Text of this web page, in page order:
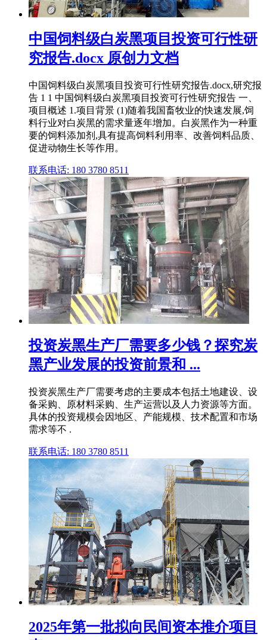
中国饲料级白炭黑项目投资可行性研
究报告.docx 原创力文档
中国饲料级白炭黑项目投资可行性研究报告.docx,研究报
告 1 1 中国饲料级白炭黑项目投资可行性研究报告 一、
项目概述 1.项目背景 (1)随着我国畜牧业的快速发展,饲
料行业对白炭黑的需求量逐年增加。白炭黑作为一种重
要的饲料添加剂,具有提高饲料利用率、改善饲料品质、
促进动物生长等作用。
联系电话: 180 3780 8511
投资炭黑生产厂需要多少钱？探究炭
黑产业发展的投资前景和 ...
投资炭黑生产厂需要考虑的主要成本包括土地建设、设
备采购、原材料采购、生产运营以及人力资源等方面。
具体的投资规模会因地区、产能规模、技术配置和市场
需求等不 .
联系电话: 180 3780 8511
2025年第一批拟向民间资本推介项目